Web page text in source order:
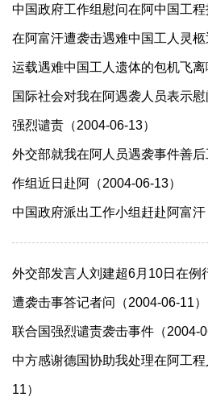
中国政府工作组慰问在阿中国工程
在阿富汗遭袭击遇难中国工人灵柩
运载遇难中国工人遗体的包机飞离
国际社会对我在阿遇袭人员表示
强烈谴责（2004-06-13）
外交部就我在阿人员遇袭事件善
作组近日赴阿（2004-06-13）
中国政府派出工作小组赶赴阿富汗
外交部发言人刘建超6月10日在例
遭袭击事答记者问（2004-06-11）
联合国强烈谴责袭击事件（2004-
中方感谢德国协助我处理在阿工
11）